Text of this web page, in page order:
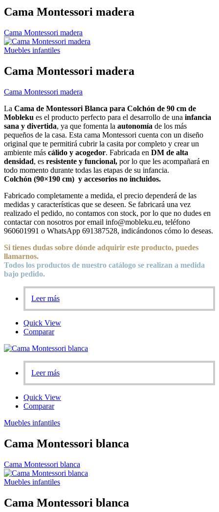
Cama Montessori madera
Cama Montessori madera
Muebles infantiles
Cama Montessori madera
Cama Montessori madera
La Cama de Montessori Blanca para Colchón de 90 cm de
Mobleku es el producto perfecto para el desarrollo de una infancia
sana y divertida, ya que fomenta la autonomía de los más
pequeños de la casa. Esta cama Montessori cuenta con un diseño
original que te permitirá cubrir la casita por completo y crear un
ambiente más cálido y acogedor. Fabricada en DM de alta
densidad, es resistente y funcional, por lo que les acompañará en
todo momento durante todas las etapas de su infancia.
Colchón (90×190 cm) y accesorios no incluidos.
Fabricado completamente a medida, el precio dependerá de las
medidas y características que se deseen. Se fabricará una vez
realizado el pedido, no contamos con stock, por lo que no dudes en
contactar con nosotros por email info@mobleku.eu, teléfono
960601991 o WhatsApp 691387528, indicándonos cómo lo deseas.
Si tienes dudas sobre dónde adquirir este producto, puedes
llamarnos.
Todos los productos de nuestro catálogo se realizan a medida
bajo pedido.
Leer más
Quick View
Comparar
Leer más
Quick View
Comparar
Muebles infantiles
Cama Montessori blanca
Cama Montessori blanca
Muebles infantiles
Cama Montessori blanca